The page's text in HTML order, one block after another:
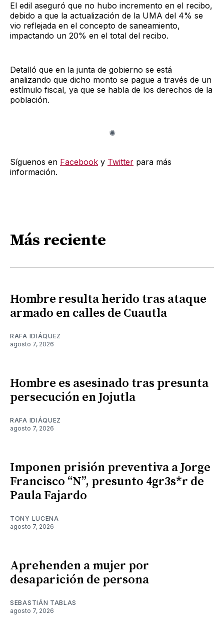
El edil aseguró que no hubo incremento en el recibo,
debido a que la actualización de la UMA del 4% se
vio reflejada en el concepto de saneamiento,
impactando un 20% en el total del recibo.
Detalló que en la junta de gobierno se está
analizando que dicho monto se pague a través de un
estímulo fiscal, ya que se habla de los derechos de la
población.
Síguenos en Facebook y Twitter para más
información.
Más reciente
Hombre resulta herido tras ataque
armado en calles de Cuautla
RAFA IDIÁQUEZ
agosto 7, 2026
Hombre es asesinado tras presunta
persecución en Jojutla
RAFA IDIÁQUEZ
agosto 7, 2026
Imponen prisión preventiva a Jorge
Francisco “N”, presunto 4gr3s*r de
Paula Fajardo
TONY LUCENA
agosto 7, 2026
Aprehenden a mujer por
desaparición de persona
SEBASTIÁN TABLAS
agosto 7, 2026